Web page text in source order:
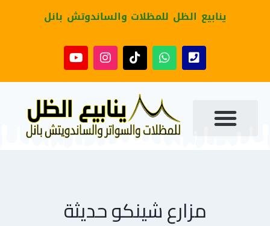
ينابيع الظل للمظلات والساندوتش بانل
مزارع شينكو حديثة